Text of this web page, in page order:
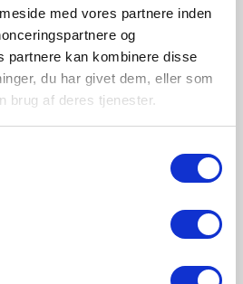
med vores partnere inden
og
partnere kan kombinere disse
du har givet dem, eller som
brug af deres tjenester.